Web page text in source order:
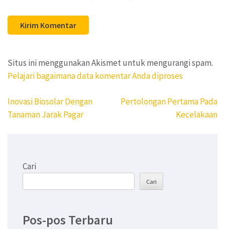
Situs ini menggunakan Akismet untuk mengurangi spam.
Pelajari bagaimana data komentar Anda diproses
Navigasi
pos
Inovasi Biosolar Dengan
Tanaman Jarak Pagar
Pertolongan Pertama Pada
Kecelakaan
Cari
Cari
Pos-pos Terbaru